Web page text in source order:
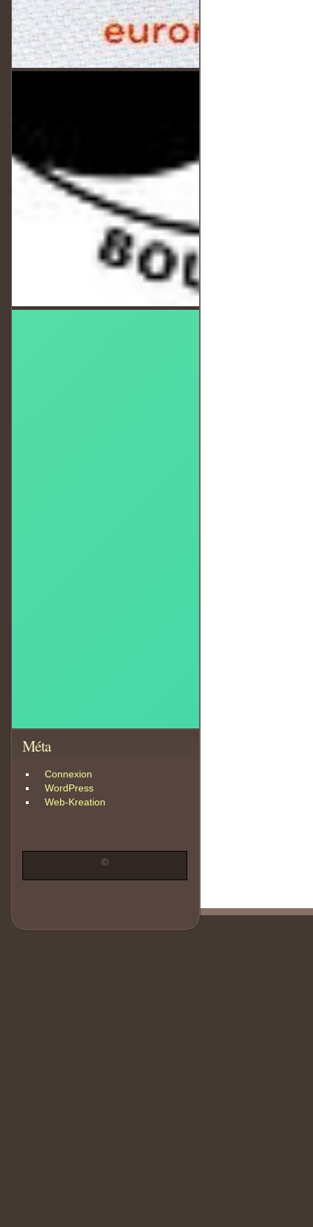
Méta
Connexion
WordPress
Web-Kreation
©